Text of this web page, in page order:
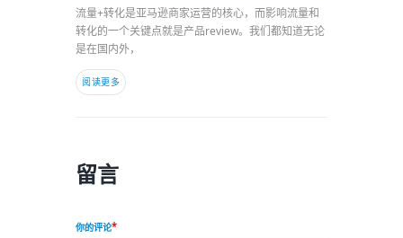
流量+转化是亚马逊商家运营的核心，而影响流量和
转化的一个关键点就是产品review。我们都知道无论
是在国内外，
阅读更多
留言
你的评论